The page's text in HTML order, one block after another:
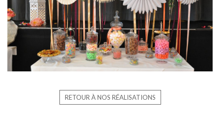
RETOUR À NOS RÉALISATIONS